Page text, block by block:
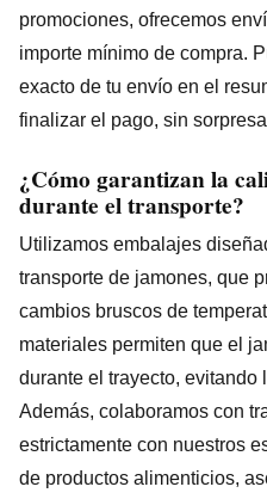
promociones, ofrecemos
importe mínimo de compra.
exacto de tu envío en el
finalizar el pago, sin
¿Cómo garantizan la
durante el transporte?
Utilizamos embalajes
transporte de jamones, que
cambios bruscos de
materiales permiten que el
durante el trayecto, evitando
Además, colaboramos con
estrictamente con nuestros
de productos alimenticios,